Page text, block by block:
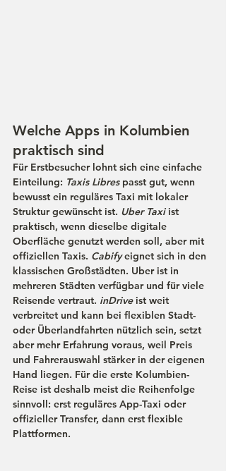
Welche Apps in Kolumbien
praktisch sind
Für Erstbesucher lohnt sich eine einfache
Einteilung: Taxis Libres passt gut, wenn
bewusst ein reguläres Taxi mit lokaler
Struktur gewünscht ist. Uber Taxi ist
praktisch, wenn dieselbe digitale
Oberfläche genutzt werden soll, aber mit
offiziellen Taxis. Cabify eignet sich in den
klassischen Großstädten. Uber ist in
mehreren Städten verfügbar und für viele
Reisende vertraut. inDrive ist weit
verbreitet und kann bei flexiblen Stadt-
oder Überlandfahrten nützlich sein, setzt
aber mehr Erfahrung voraus, weil Preis
und Fahrerauswahl stärker in der eigenen
Hand liegen. Für die erste Kolumbien-
Reise ist deshalb meist die Reihenfolge
sinnvoll: erst reguläres App-Taxi oder
offizieller Transfer, dann erst flexible
Plattformen.